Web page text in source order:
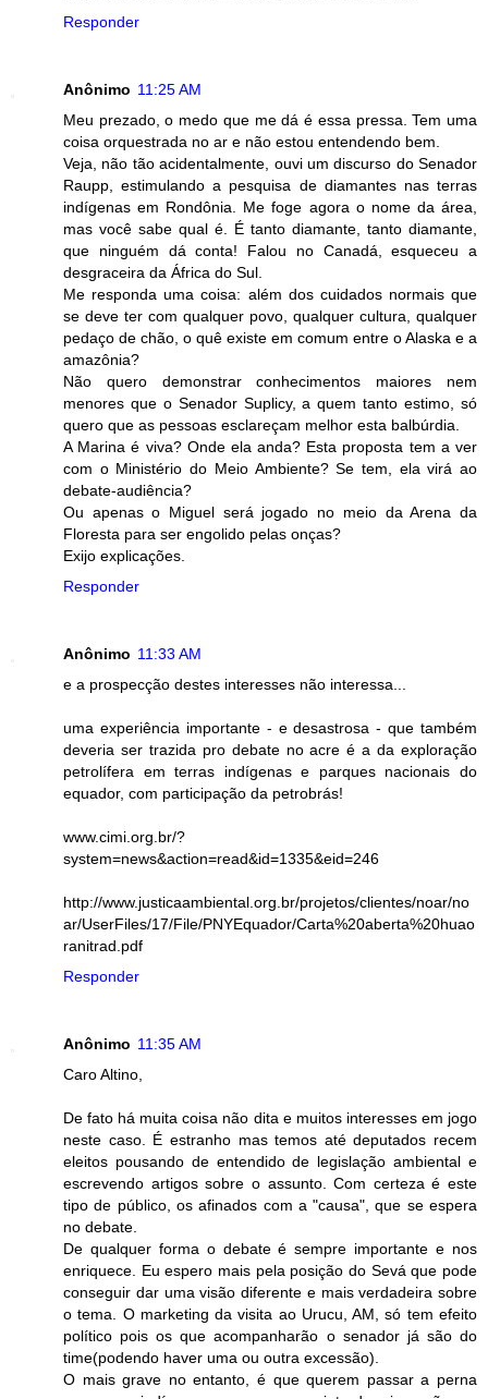
Responder
Anônimo 11:25 AM
Meu prezado, o medo que me dá é essa pressa. Tem uma
coisa orquestrada no ar e não estou entendendo bem.
Veja, não tão acidentalmente, ouvi um discurso do Senador
Raupp, estimulando a pesquisa de diamantes nas terras
indígenas em Rondônia. Me foge agora o nome da área,
mas você sabe qual é. É tanto diamante, tanto diamante,
que ninguém dá conta! Falou no Canadá, esqueceu a
desgraceira da África do Sul.
Me responda uma coisa: além dos cuidados normais que
se deve ter com qualquer povo, qualquer cultura, qualquer
pedaço de chão, o quê existe em comum entre o Alaska e a
amazônia?
Não quero demonstrar conhecimentos maiores nem
menores que o Senador Suplicy, a quem tanto estimo, só
quero que as pessoas esclareçam melhor esta balbúrdia.
A Marina é viva? Onde ela anda? Esta proposta tem a ver
com o Ministério do Meio Ambiente? Se tem, ela virá ao
debate-audiência?
Ou apenas o Miguel será jogado no meio da Arena da
Floresta para ser engolido pelas onças?
Exijo explicações.
Responder
Anônimo 11:33 AM
e a prospecção destes interesses não interessa...
uma experiência importante - e desastrosa - que também
deveria ser trazida pro debate no acre é a da exploração
petrolífera em terras indígenas e parques nacionais do
equador, com participação da petrobrás!
www.cimi.org.br/?
system=news&action=read&id=1335&eid=246
http://www.justicaambiental.org.br/projetos/clientes/noar/no
ar/UserFiles/17/File/PNYEquador/Carta%20aberta%20huao
ranitrad.pdf
Responder
Anônimo 11:35 AM
Caro Altino,
De fato há muita coisa não dita e muitos interesses em jogo
neste caso. É estranho mas temos até deputados recem
eleitos pousando de entendido de legislação ambiental e
escrevendo artigos sobre o assunto. Com certeza é este
tipo de público, os afinados com a "causa", que se espera
no debate.
De qualquer forma o debate é sempre importante e nos
enriquece. Eu espero mais pela posição do Sevá que pode
conseguir dar uma visão diferente e mais verdadeira sobre
o tema. O marketing da visita ao Urucu, AM, só tem efeito
político pois os que acompanharão o senador já são do
time(podendo haver uma ou outra excessão).
O mais grave no entanto, é que querem passar a perna